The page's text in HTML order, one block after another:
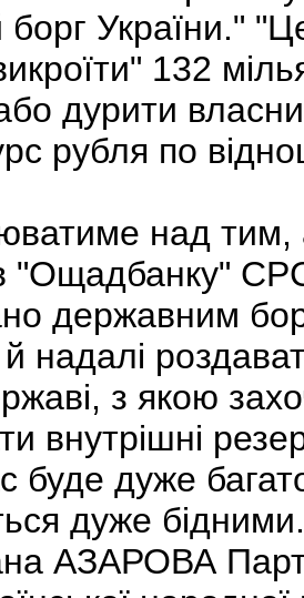
України."
132
дурити
рубля по
над тим,
"Ощадбанку"
державним
надалі
з якою
внутрішні
буде дуже
дуже
АЗАРОВА